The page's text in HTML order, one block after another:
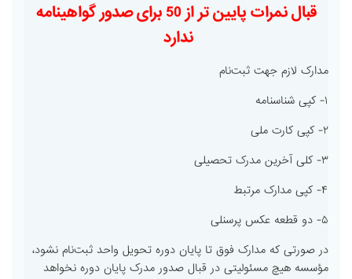
قبال نمرات پایین تر از 50 برای صدور گواهینامه
ندارد
مدارک لازم جهت ثبت‌نام
۱- کپی شناسنامه
۲- کپی کارت ملی
۳- کلی آخرین مدرک تحصیلی
۴- کپی مدارک مرتبط
۵- دو قطعه عکس پرسنلی
در صورتی که مدارک فوق تا پایان دوره تحویل واحد ثبت‌نام نشود،
مؤسسه هیچ مسئولیتی در قبال صدور مدرک پایان دوره نخواهد